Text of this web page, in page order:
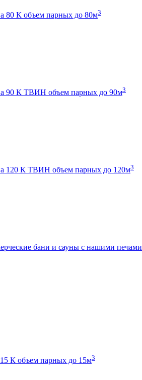
80 К объем парных до 80м3
90 К ТВИН объем парных до 90м3
120 К ТВИН объем парных до 120м3
бани и сауны с нашими печами
К объем парных до 15м3